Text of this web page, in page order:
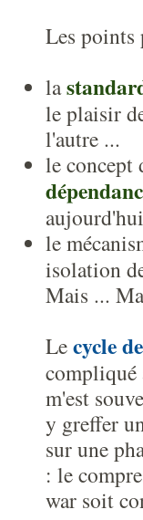
Les points
la
le plaisir
l'autre ...
le concept
le
isolation
Mais ...
Lecycle
compliqué
m'est
y greffer
sur une
: le
war soit